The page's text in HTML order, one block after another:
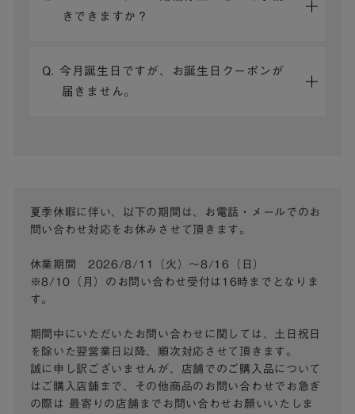
きできますか？
Q. 今月誕生日ですが、お誕生日クーポンが
届きません。
夏季休暇に伴い、以下の期間は、お電話・メールでのお
問い合わせ対応をお休みさせて頂きます。
休業期間 2026/8/11（火）～8/16（日）
※8/10（月）のお問い合わせ受付は16時までとなりま
す。
期間中にいただいたお問い合わせに関しては、土日祝日
を除いた翌営業日以降、順次対応させて頂きます。
誠に申し訳ございませんが、店舗でのご購入品について
はご購入店舗まで、その他商品のお問い合わせでお急ぎ
の際は
最寄りの店舗までお問い合わせお願いいたしま